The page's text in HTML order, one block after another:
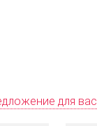
для вас